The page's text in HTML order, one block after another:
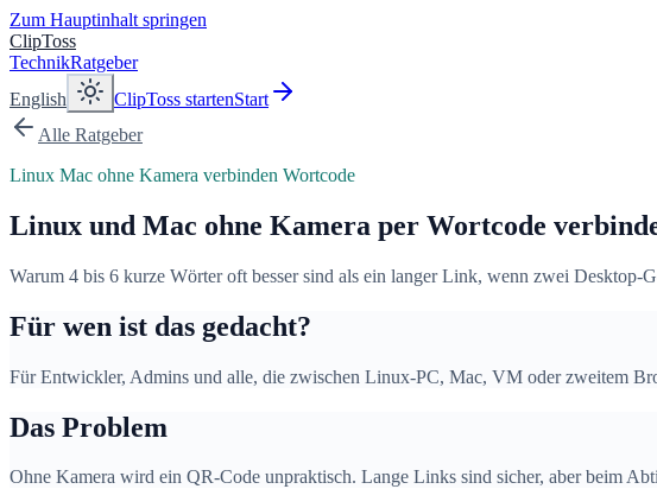
Zum Hauptinhalt springen
ClipToss
TechnikRatgeber
English
ClipToss startenStart
Alle Ratgeber
Linux Mac ohne Kamera verbinden Wortcode
Linux und Mac ohne Kamera per Wortcode
Warum 4 bis 6 kurze Wörter oft besser sind als ein langer Link, wenn zwei Desktop-
Für wen ist das gedacht?
Für Entwickler, Admins und alle, die zwischen Linux-PC, Mac, VM oder zweitem
Das Problem
Ohne Kamera wird ein QR-Code unpraktisch. Lange Links sind sicher, aber beim